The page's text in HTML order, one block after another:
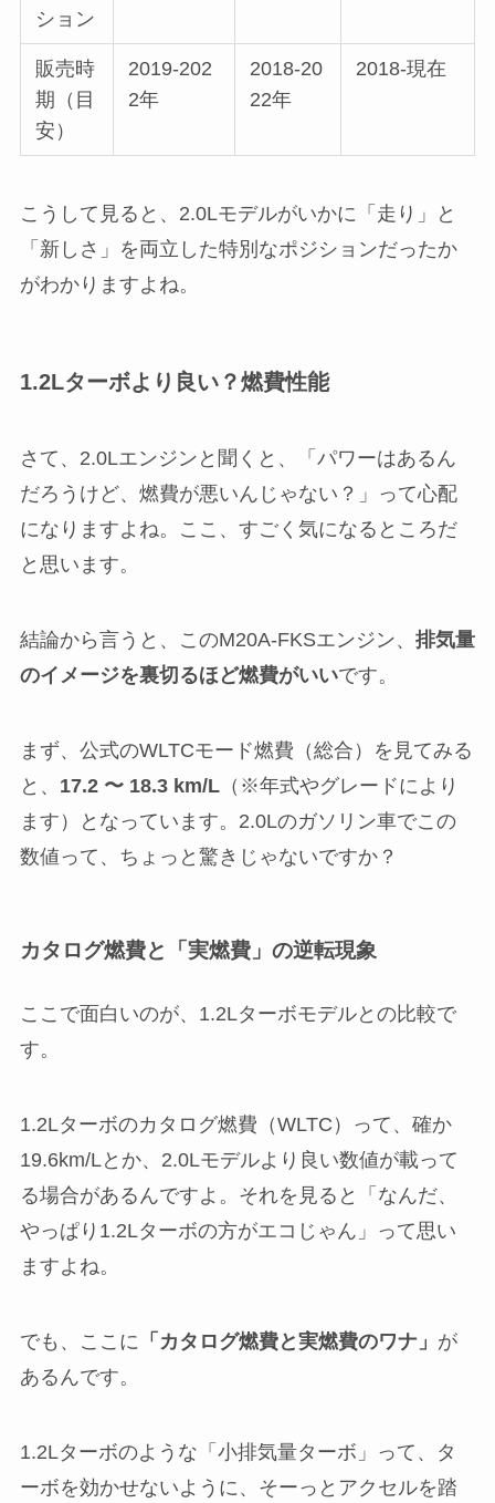
ション
販売時
期（目
安）
2019-202
2年
2018-20
22年
2018-現在
こうして見ると、2.0Lモデルがいかに「走り」と
「新しさ」を両立した特別なポジションだったか
がわかりますよね。
1.2Lターボより良い？燃費性能
さて、2.0Lエンジンと聞くと、「パワーはあるん
だろうけど、燃費が悪いんじゃない？」って心配
になりますよね。ここ、すごく気になるところだ
と思います。
結論から言うと、このM20A-FKSエンジン、 排気量
のイメージを裏切るほど燃費がいいです。
まず、公式のWLTCモード燃費（総合）を見てみる
と、 17.2 〜 18.3 km/L（※年式やグレードにより
ます）となっています。2.0Lのガソリン車でこの
数値って、ちょっと驚きじゃないですか？
カタログ燃費と「実燃費」の逆転現象
ここで面白いのが、1.2Lターボモデルとの比較で
す。
1.2Lターボのカタログ燃費（WLTC）って、確か
19.6km/Lとか、2.0Lモデルより良い数値が載って
る場合があるんですよ。それを見ると「なんだ、
やっぱり1.2Lターボの方がエコじゃん」って思い
ますよね。
でも、ここに 「カタログ燃費と実燃費のワナ」 が
あるんです。
1.2Lターボのような「小排気量ターボ」って、タ
ーボを効かせないように、そーっとアクセルを踏